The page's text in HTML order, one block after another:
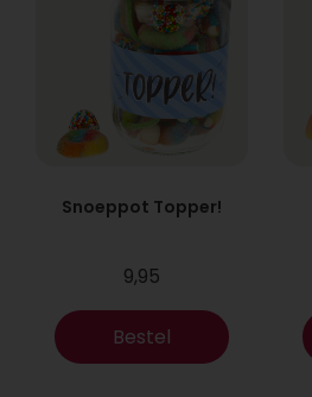
Snoeppot Topper!
9,95
Bestel